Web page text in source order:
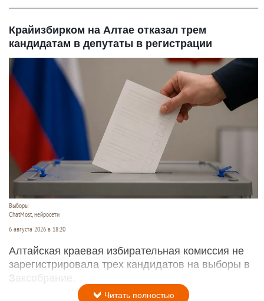
Крайизбирком на Алтае отказал трем
кандидатам в депутаты в регистрации
Выборы
ChatMost, нейросети
6 августа 2026 в 18:20
Алтайская краевая избирательная комиссия не
зарегистрировала трех кандидатов на выборы в
Заксобрание.
Читать полностью